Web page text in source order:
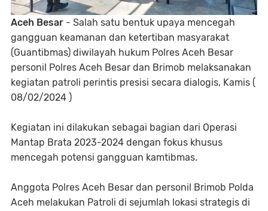
Aceh Besar - Salah satu bentuk upaya mencegah
gangguan keamanan dan ketertiban masyarakat
(Guantibmas) diwilayah hukum Polres Aceh Besar
personil Polres Aceh Besar dan Brimob melaksanakan
kegiatan patroli perintis presisi secara dialogis, Kamis (
08/02/2024 )
Kegiatan ini dilakukan sebagai bagian dari Operasi
Mantap Brata 2023-2024 dengan fokus khusus
mencegah potensi gangguan kamtibmas.
Anggota Polres Aceh Besar dan personil Brimob Polda
Aceh melakukan Patroli di sejumlah lokasi strategis di